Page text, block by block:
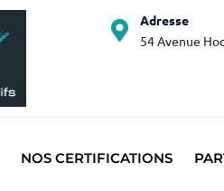
Adresse
54 Avenue
NOS CERTIFICATIONS